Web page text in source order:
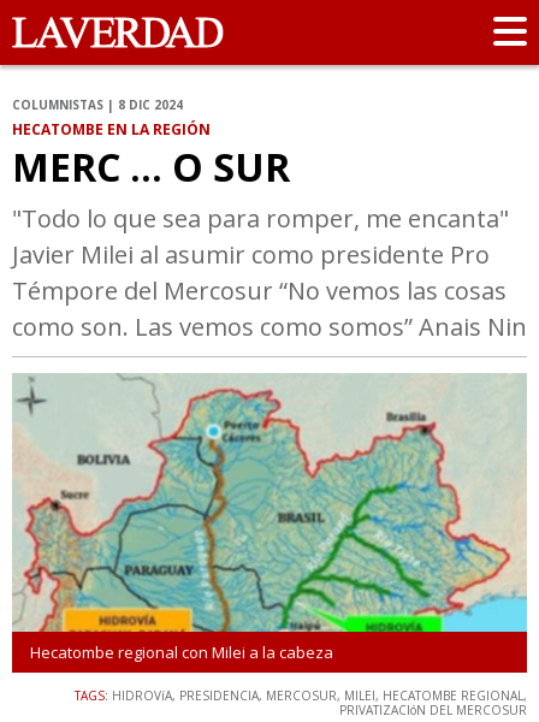
COLUMNISTAS | 8 DIC 2024
HECATOMBE EN LA REGIÓN
MERC … O SUR
"Todo lo que sea para romper, me encanta"
Javier Milei al asumir como presidente Pro
Témpore del Mercosur “No vemos las cosas
como son. Las vemos como somos” Anais Nin
Hecatombe regional con Milei a la cabeza
TAGS: HIDROVíA, PRESIDENCIA, MERCOSUR, MILEI, HECATOMBE REGIONAL,
PRIVATIZACIóN DEL MERCOSUR